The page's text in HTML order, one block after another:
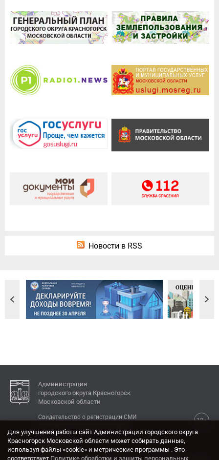
Новости в RSS
Администрация
городского округа Красногорск
Московской области
12+
Свидетельство о регистрации СМИ
КОНТАКТЫ
Для улучшения работы сайт Администрации городского округа
Красногорск Московской области может собирать данные,
используя файлы «cookie» и метрические программы . Это
соответствует Политике обработки и защиты персональных